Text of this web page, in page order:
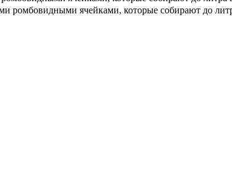
ромбовидными ячейками, которые собирают до